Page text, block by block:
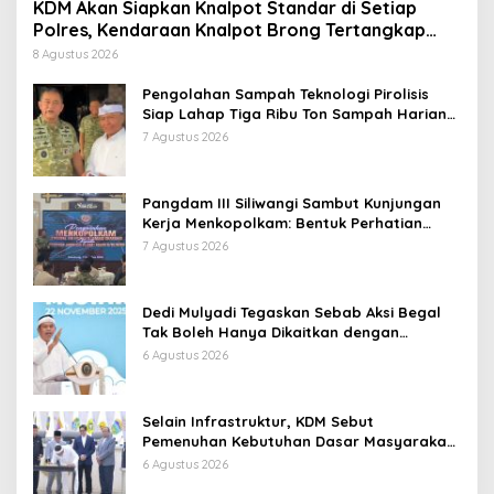
KDM Akan Siapkan Knalpot Standar di Setiap
Polres, Kendaraan Knalpot Brong Tertangkap
Langsung Ganti
8 Agustus 2026
Pengolahan Sampah Teknologi Pirolisis
Siap Lahap Tiga Ribu Ton Sampah Harian
Jawa Barat
7 Agustus 2026
Pangdam III Siliwangi Sambut Kunjungan
Kerja Menkopolkam: Bentuk Perhatian
Pemerintah
7 Agustus 2026
Dedi Mulyadi Tegaskan Sebab Aksi Begal
Tak Boleh Hanya Dikaitkan dengan
Ekonomi
6 Agustus 2026
Selain Infrastruktur, KDM Sebut
Pemenuhan Kebutuhan Dasar Masyarakat
Jadi Fokus APBD Jabar 2027
6 Agustus 2026